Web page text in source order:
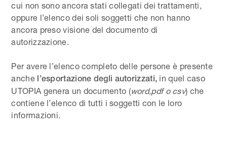
cui non sono ancora stati collegati dei trattamenti,
oppure l’elenco dei soli soggetti che non hanno
ancora preso visione del documento di
autorizzazione.
Per avere l’elenco completo delle persone è presente
anchel’esportazione degli autorizzati, in quel caso
UTOPIA genera un documento (word,pdf o csv) che
contiene l’elenco di tutti i soggetti con le loro
informazioni.